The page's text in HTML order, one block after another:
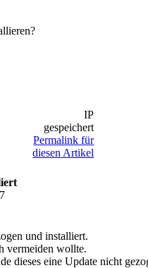
IP
gespeichert
Permalink für
diesen Artikel
und installiert.
vermeiden wollte.
dieses eine Update nicht